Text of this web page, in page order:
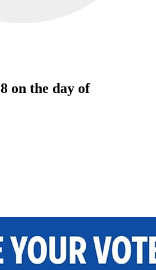
on the day of